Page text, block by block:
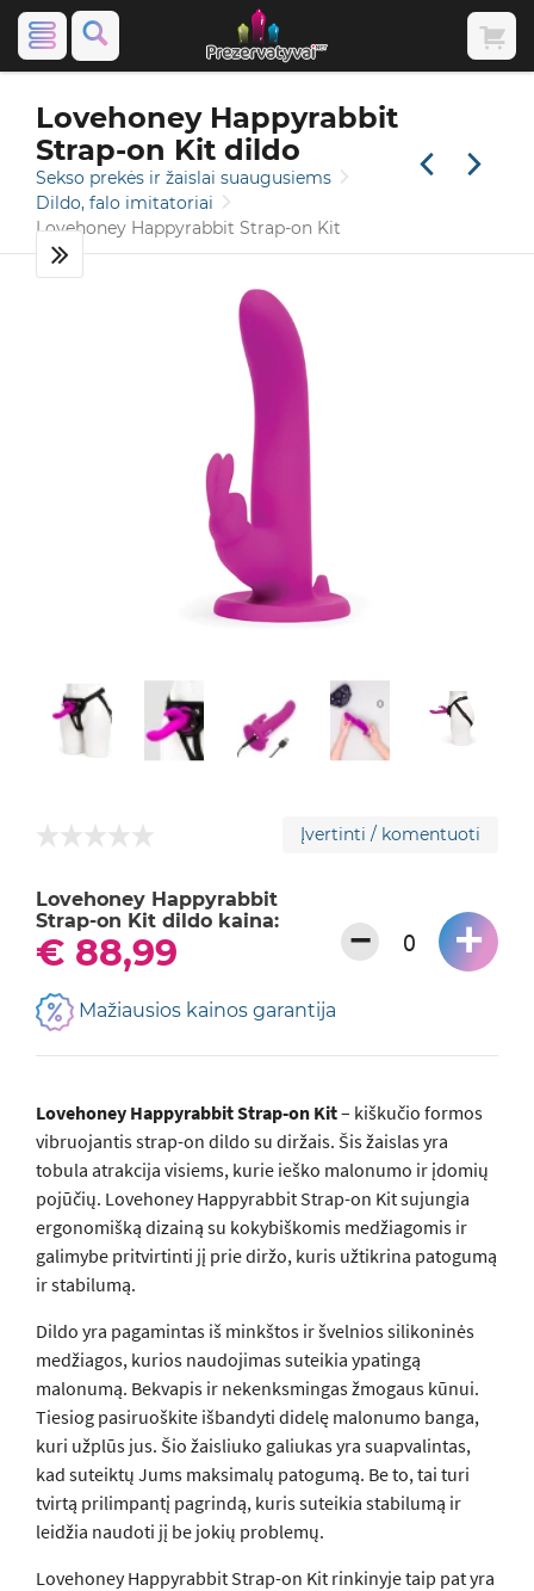
Lovehoney Happyrabbit
Strap-on Kit dildo
Sekso prekės ir žaislai suaugusiems
Dildo, falo imitatoriai
Lovehoney Happyrabbit Strap-on Kit
Įvertinti / komentuoti
Lovehoney Happyrabbit
Strap-on Kit dildo kaina:
€ 88,99 − +
Mažiausios kainos garantija
Lovehoney Happyrabbit Strap-on Kit– kiškučio formos
vibruojantis strap-on dildo su diržais. Šis žaislas yra
tobula atrakcija visiems, kurie ieško malonumo ir įdomių
pojūčių. Lovehoney Happyrabbit Strap-on Kit sujungia
ergonomišką dizainą su kokybiškomis medžiagomis ir
galimybe pritvirtinti jį prie diržo, kuris užtikrina patogumą
ir stabilumą.
Dildo yra pagamintas iš minkštos ir švelnios silikoninės
medžiagos, kurios naudojimas suteikia ypatingą
malonumą. Bekvapis ir nekenksmingas žmogaus kūnui.
Tiesiog pasiruoškite išbandyti didelę malonumo banga,
kuri užplūs jus. Šio žaisliuko galiukas yra suapvalintas,
kad suteiktų Jums maksimalų patogumą. Be to, tai turi
tvirtą prilimpantį pagrindą, kuris suteikia stabilumą ir
leidžia naudoti jį be jokių problemų.
Lovehoney Happyrabbit Strap-on Kit rinkinyje taip pat yra